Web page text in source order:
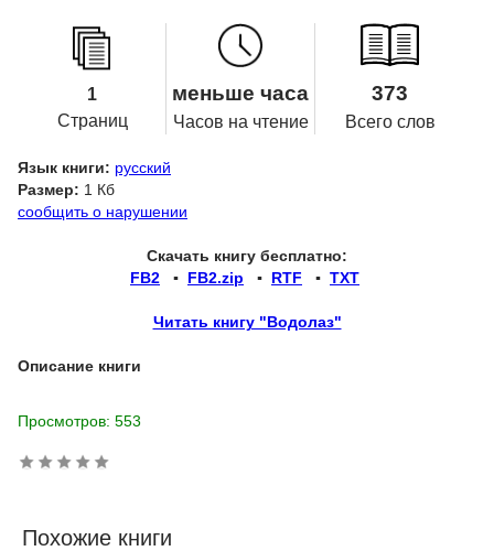
1
Страниц
меньше часа
Часов на чтение
373
Всего слов
Язык книги: русский
Размер: 1 Кб
сообщить о нарушении
Скачать книгу бесплатно:
FB2 ▪ FB2.zip ▪ RTF ▪ TXT
Читать книгу "Водолаз"
Описание книги
Просмотров: 553
Похожие книги